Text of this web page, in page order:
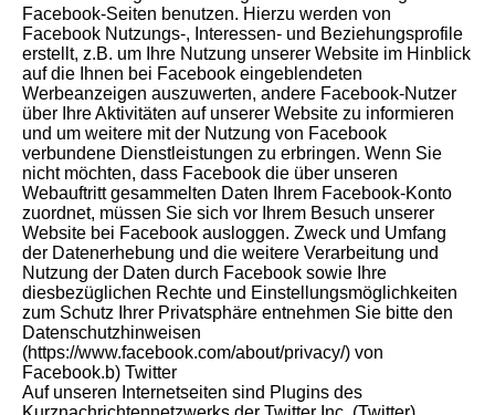
Facebook-Seiten benutzen. Hierzu werden von
Facebook Nutzungs-, Interessen- und Beziehungsprofile
erstellt, z.B. um Ihre Nutzung unserer Website im Hinblick
auf die Ihnen bei Facebook eingeblendeten
Werbeanzeigen auszuwerten, andere Facebook-Nutzer
über Ihre Aktivitäten auf unserer Website zu informieren
und um weitere mit der Nutzung von Facebook
verbundene Dienstleistungen zu erbringen. Wenn Sie
nicht möchten, dass Facebook die über unseren
Webauftritt gesammelten Daten Ihrem Facebook-Konto
zuordnet, müssen Sie sich vor Ihrem Besuch unserer
Website bei Facebook ausloggen. Zweck und Umfang
der Datenerhebung und die weitere Verarbeitung und
Nutzung der Daten durch Facebook sowie Ihre
diesbezüglichen Rechte und Einstellungsmöglichkeiten
zum Schutz Ihrer Privatsphäre entnehmen Sie bitte den
Datenschutzhinweisen
(https://www.facebook.com/about/privacy/) von
Facebook.b) Twitter
Auf unseren Internetseiten sind Plugins des